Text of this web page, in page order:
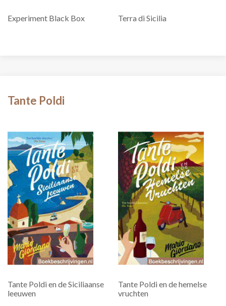
Experiment Black Box Terra di Sicilia
Tante Poldi
Tante Poldi en de Siciliaanse
leeuwen
Tante Poldi en de hemelse
vruchten